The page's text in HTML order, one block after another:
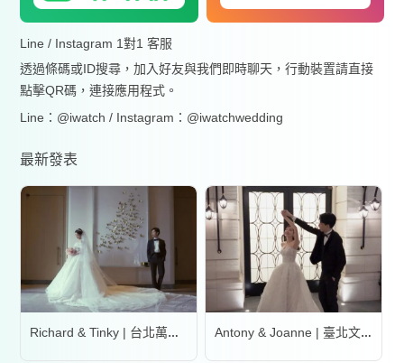
Line / Instagram 1對1 客服
透過條碼或ID搜尋，加入好友與我們即時聊天，行動裝置請直接
點擊QR碼，連接應用程式。
Line：@iwatch / Instagram：@iwatchwedding
最新發表
Richard & Tinky | 台北萬豪酒店 Antony & Joanne | 臺北文華東方酒店